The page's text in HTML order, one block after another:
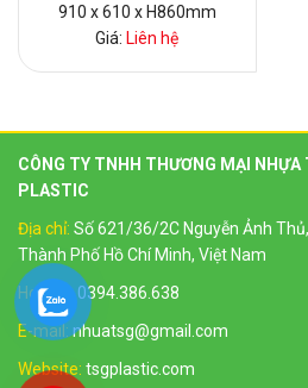
910 x 610 x H860mm
Giá: Liên hệ
CÔNG TY TNHH THƯƠNG MẠI NHỰA
PLASTIC
Địa chỉ: Số 621/36/2C Nguyễn Ảnh
Thành Phố Hồ Chí Minh, Việt Nam
Hotline: 0394.386.638
E-mail: nhuatsg@gmail.com
Website: tsgplastic.com